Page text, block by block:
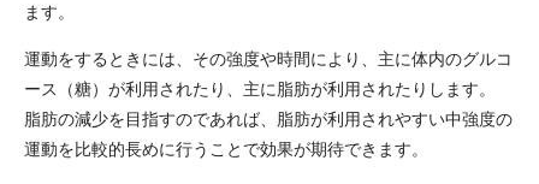
ます。
運動をするときには、その強度や時間により、主に体内のグルコ
ース（糖）が利用されたり、主に脂肪が利用されたりします。
脂肪の減少を目指すのであれば、脂肪が利用されやすい中強度の
運動を比較的長めに行うことで効果が期待できます。